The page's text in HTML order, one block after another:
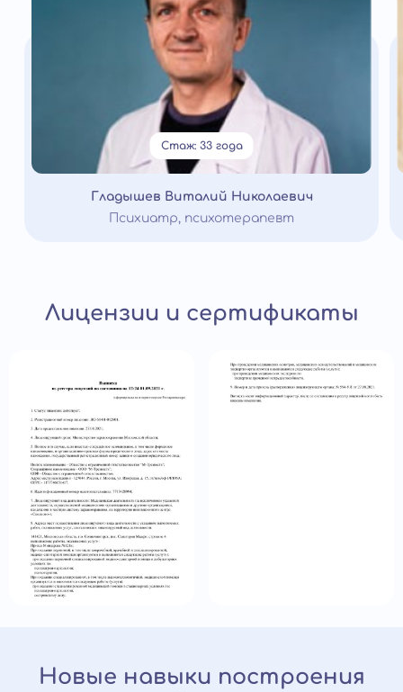
Стаж: 33 года
Гладышев Виталий Николаевич
Психиатр, психотерапевт
Лицензии и сертификаты
Новые навыки построения